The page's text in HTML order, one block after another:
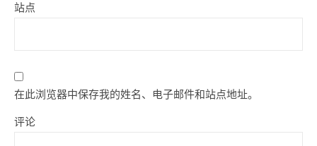
站点
在此浏览器中保存我的姓名、电子邮件和站点地址。
评论